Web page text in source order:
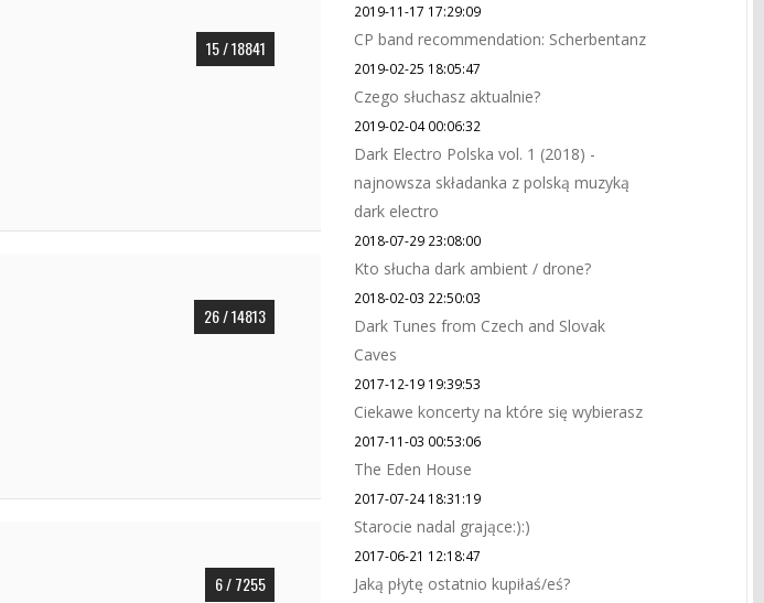
15 / 18841
26 / 14813
6 / 7255
2019-11-17 17:29:09
CP band recommendation: Scherbentanz
2019-02-25 18:05:47
Czego słuchasz aktualnie?
2019-02-04 00:06:32
Dark Electro Polska vol. 1 (2018) -
najnowsza składanka z polską muzyką
dark electro
2018-07-29 23:08:00
Kto słucha dark ambient / drone?
2018-02-03 22:50:03
Dark Tunes from Czech and Slovak
Caves
2017-12-19 19:39:53
Ciekawe koncerty na które się wybierasz
2017-11-03 00:53:06
The Eden House
2017-07-24 18:31:19
Starocie nadal grające:):)
2017-06-21 12:18:47
Jaką płytę ostatnio kupiłaś/eś?